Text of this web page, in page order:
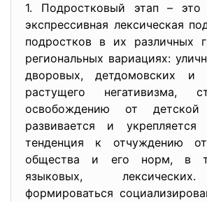
1. Подростковый этап – это
экспрессивная лексическая
подростков в их различных
региональных вариациях:
дворовых, детдомовских
растущего негативизма,
освобождению от детской
развивается и укрепляется
тенденция к отчуждению от
общества и его норм, в
языковых,
формироваться